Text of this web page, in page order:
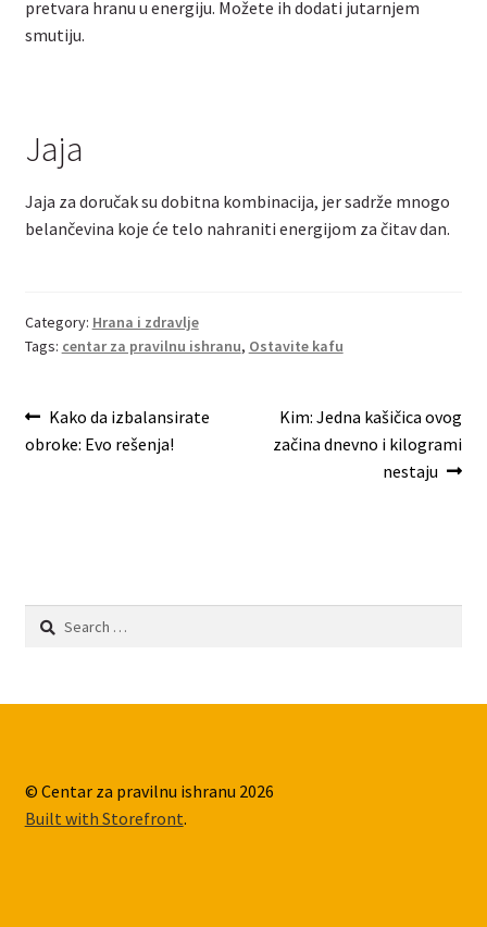
pretvara hranu u energiju. Možete ih dodati jutarnjem
smutiju.
Jaja
Jaja za doručak su dobitna kombinacija, jer sadrže mnogo
belančevina koje će telo nahraniti energijom za čitav dan.
Category: Hrana i zdravlje
Tags: centar za pravilnu ishranu, Ostavite kafu
Post
navigation
Previous
post:
Kako da izbalansirate
obroke: Evo rešenja!
Next
post:
Kim: Jedna kašičica ovog
začina dnevno i kilogrami
nestaju
Search
© Centar za pravilnu ishranu 2026
Built with Storefront.